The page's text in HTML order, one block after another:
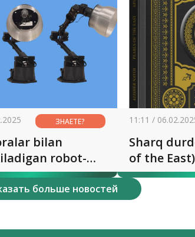
ЗНАЕТЕ?
bilan
robot-
11:11 /
Sharq
of the East)
больше новостей